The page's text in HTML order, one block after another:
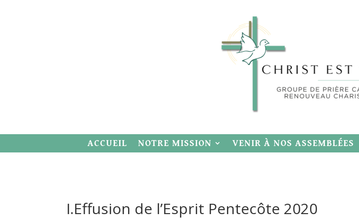
ACCUEIL NOTRE MISSION VENIR À NOS ASSEMBLÉES
I.Effusion de l’Esprit Pentecôte 2020